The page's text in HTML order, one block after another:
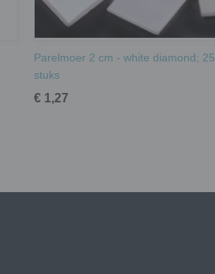
Parelmoer 2 cm - white diamond; 25
stuks
€ 1,27